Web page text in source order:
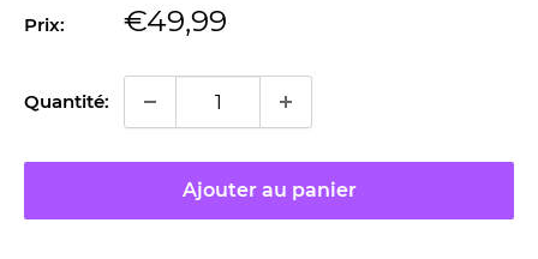
Prix:
Prix
€49,99
Quantité:
Ajouter au panier